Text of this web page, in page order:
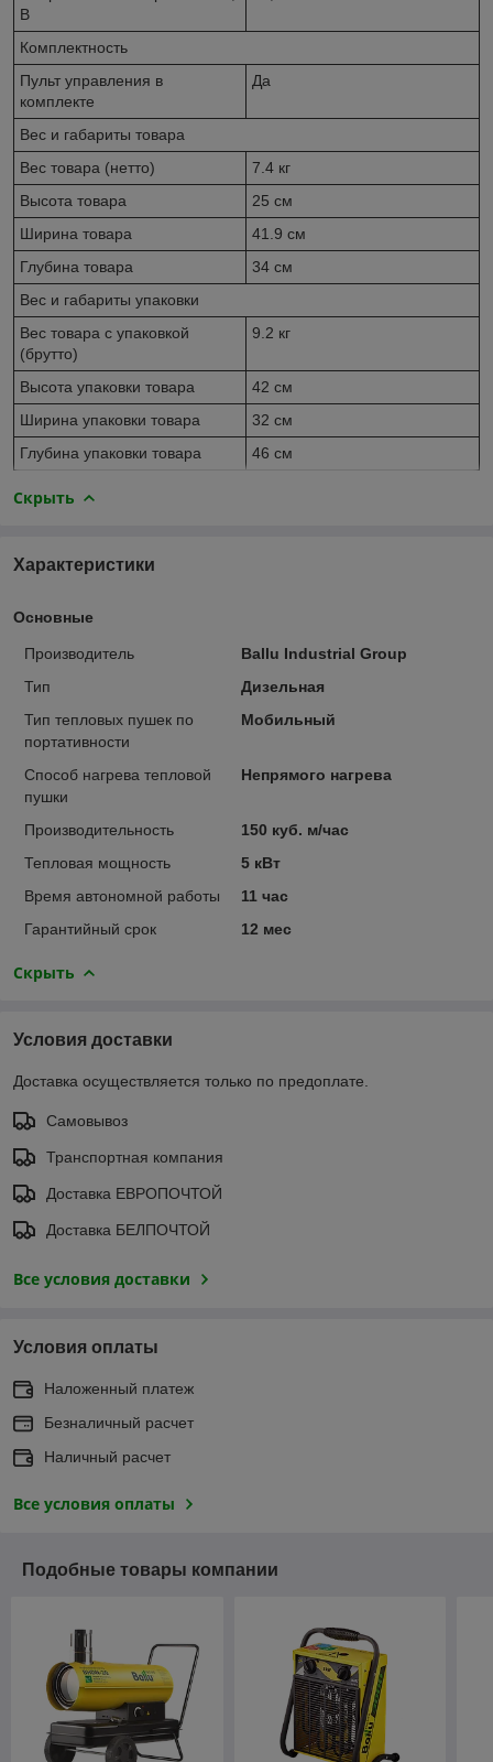
В
Комплектность
Пульт управления в
комплекте
Да
Вес и габариты товара
Вес товара (нетто)
7.4 кг
Высота товара
25 см
Ширина товара
41.9 см
Глубина товара
34 см
Вес и габариты упаковки
Вес товара с упаковкой
(брутто)
9.2 кг
Высота упаковки товара
42 см
Ширина упаковки товара
32 см
Глубина упаковки товара
46 см
Скрыть
Характеристики
Основные
Производитель
Ballu Industrial Group
Тип
Дизельная
Тип тепловых пушек по
портативности
Мобильный
Способ нагрева тепловой
пушки
Непрямого нагрева
Производительность
150 куб. м/час
Тепловая мощность
5 кВт
Время автономной работы
11 час
Гарантийный срок
12 мес
Скрыть
Условия доставки
Доставка осуществляется только по предоплате.
Самовывоз
Транспортная компания
Доставка ЕВРОПОЧТОЙ
Доставка БЕЛПОЧТОЙ
Все условия доставки
Условия оплаты
Наложенный платеж
Безналичный расчет
Наличный расчет
Все условия оплаты
Подобные товары компании